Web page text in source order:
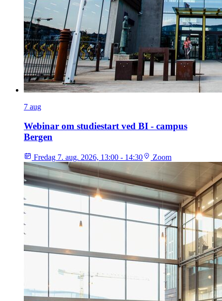
7 aug
Webinar om studiestart ved BI - campus
Bergen
Fredag 7. aug. 2026, 13:00 - 14:30 Zoom